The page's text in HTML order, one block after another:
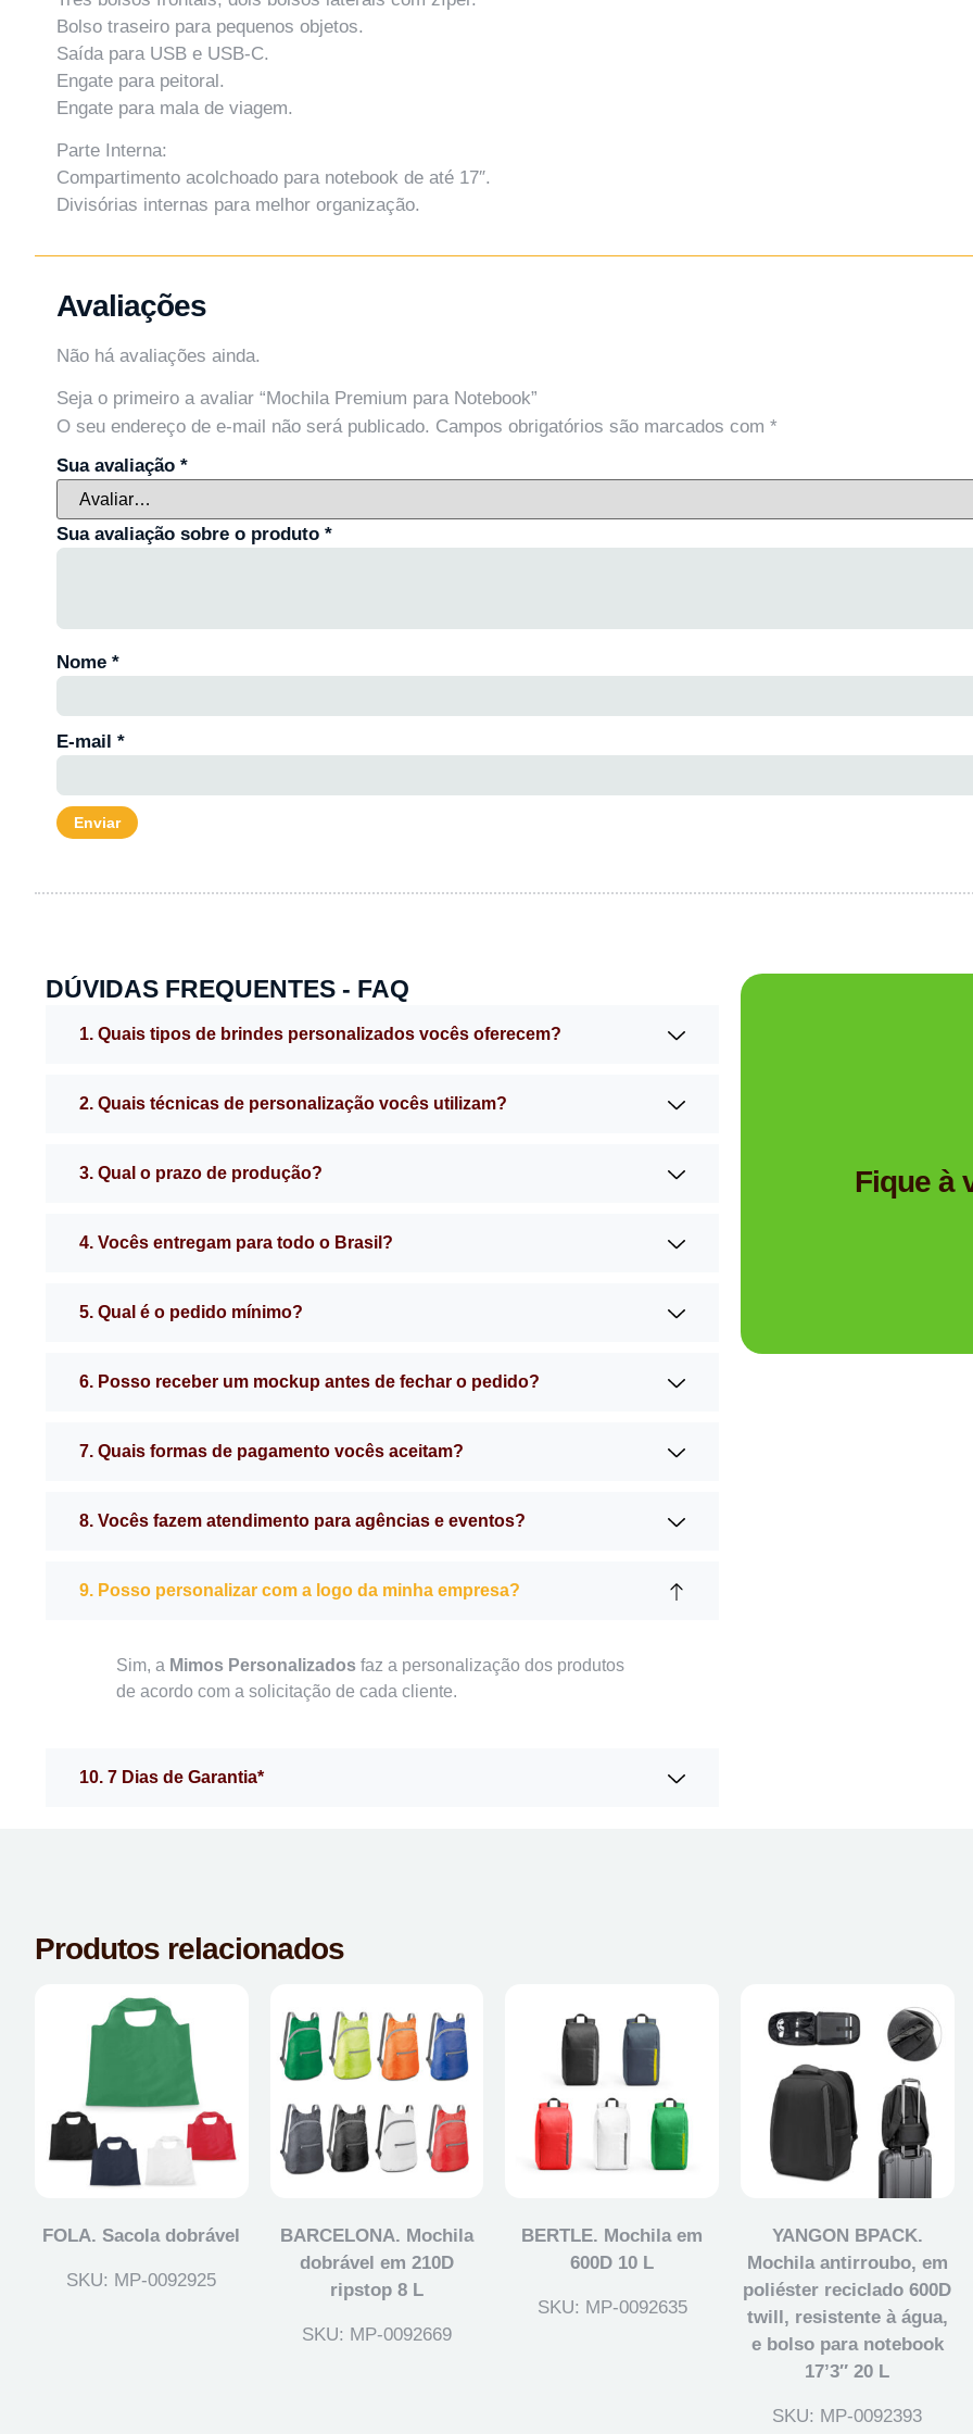
Bolso traseiro para pequenos objetos.
Saída para USB e USB-C.
Engate para peitoral.
Engate para mala de viagem.
Parte Interna:
Compartimento acolchoado para notebook de até 17″.
Divisórias internas para melhor organização.
Avaliações
Não há avaliações ainda.
Seja o primeiro a avaliar “Mochila Premium para Notebook”
O seu endereço de e-mail não será publicado. Campos obrigatórios são marcados com *
Sua avaliação *
Sua avaliação sobre o produto *
Nome *
E-mail *
DÚVIDAS FREQUENTES - FAQ
1. Quais tipos de brindes personalizados vocês oferecem?
2. Quais técnicas de personalização vocês utilizam?
3. Qual o prazo de produção?
4. Vocês entregam para todo o Brasil?
5. Qual é o pedido mínimo?
6. Posso receber um mockup antes de fechar o pedido?
7. Quais formas de pagamento vocês aceitam?
8. Vocês fazem atendimento para agências e eventos?
9. Posso personalizar com a logo da minha empresa?
Sim, a Mimos Personalizados faz a personalização dos produtos
de acordo com a solicitação de cada cliente.
10. 7 Dias de Garantia*
Fique à
Tem dúvidas se a
Produtos relacionados
FOLA. Sacola dobrável
SKU: MP-0092925
BARCELONA. Mochila
dobrável em 210D
ripstop 8 L
SKU: MP-0092669
BERTLE. Mochila em
600D 10 L
SKU: MP-0092635
YANGON BPACK.
Mochila antirroubo, em
poliéster reciclado 600D
twill, resistente à água,
e bolso para notebook
17’3″ 20 L
SKU: MP-0092393